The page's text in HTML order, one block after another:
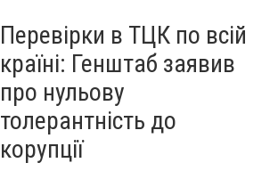
Перевірки в ТЦК по всій
країні: Генштаб заявив
про нульову
толерантність до
корупції